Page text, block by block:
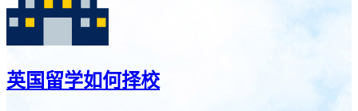
英国留学如何择校